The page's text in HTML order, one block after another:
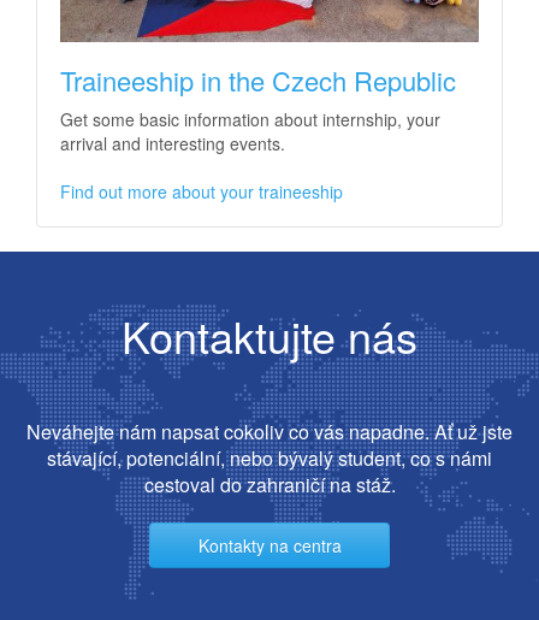
Traineeship in the Czech Republic
Get some basic information about internship, your
arrival and interesting events.
Find out more about your traineeship
Kontaktujte nás
Neváhejte nám napsat cokoliv co vás napadne. Ať už jste
stávající, potenciální, nebo bývalý student, co s námi
cestoval do zahraničí na stáž.
Kontakty na centra